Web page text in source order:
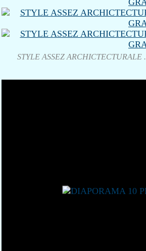
STYLE ASSEZ